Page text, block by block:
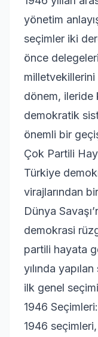
yönetim
seçimler iki
önce
dönem, ileride
demokratik
önemli bir
Çok Partili
Türkiye
virajlarından
Dünya
demokrasi
partili hayata
yılında
ilk genel
1946
1946